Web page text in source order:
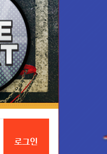
이미지게시판
제안합니다
팬아트게시판
크루 홍보 게시판
로그인